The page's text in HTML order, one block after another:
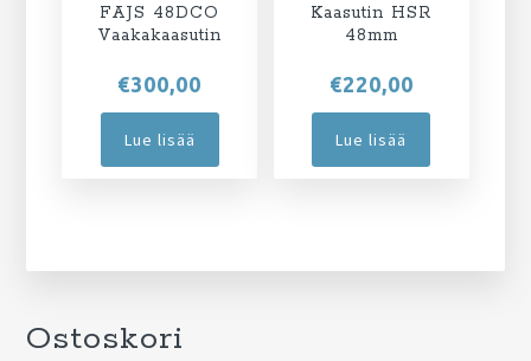
FAJS 48DCO
Vaakakaasutin
€300,00
Lue lisää
Kaasutin HSR
48mm
€220,00
Lue lisää
Ostoskori